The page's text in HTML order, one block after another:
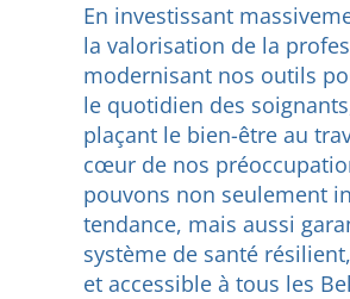
En investissant
la valorisation de la
modernisant nos outils
le quotidien des
plaçant le bien-être au
cœur de nos
pouvons non seulement
tendance, mais aussi
système de santé
et accessible à tous les